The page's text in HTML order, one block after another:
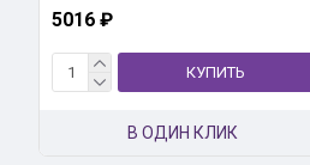
5016 ₽
КУПИТЬ
В ОДИН КЛИК